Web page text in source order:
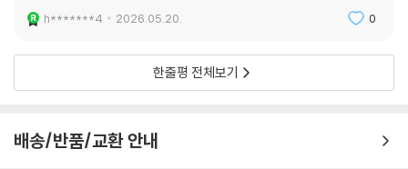
h*******4 2026.05.20. 0
한줄평 전체보기
배송/반품/교환 안내